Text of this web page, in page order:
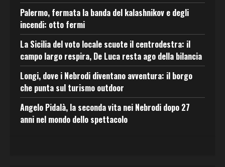
Palermo, fermata la banda del kalashnikov e degli
incendi: otto fermi
La Sicilia del voto locale scuote il centrodestra: il
campo largo respira, De Luca resta ago della bilancia
Longi, dove i Nebrodi diventano avventura: il borgo
che punta sul turismo outdoor
Angelo Pidalà, la seconda vita nei Nebrodi dopo 27
anni nel mondo dello spettacolo